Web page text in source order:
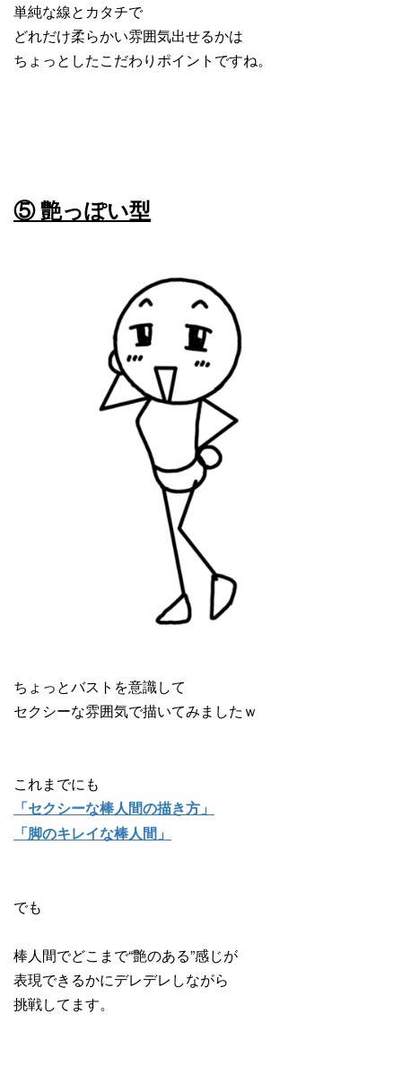
単純な線とカタチで
どれだけ柔らかい雰囲気出せるかは
ちょっとしたこだわりポイントですね。
⑤ 艶っぽい型
ちょっとバストを意識して
セクシーな雰囲気で描いてみましたｗ
これまでにも
「セクシーな棒人間の描き方」
「脚のキレイな棒人間」
でも
棒人間でどこまで“艶のある”感じが
表現できるかにデレデレしながら
挑戦してます。